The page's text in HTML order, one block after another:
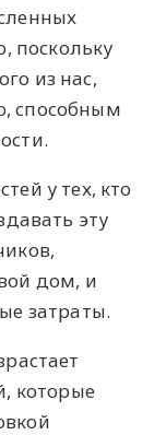
поскольку
из нас,
способным
у тех, кто
эту
дом, и
затраты.
которые